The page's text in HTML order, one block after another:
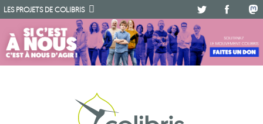
LES PROJETS DECOLIBRIS .